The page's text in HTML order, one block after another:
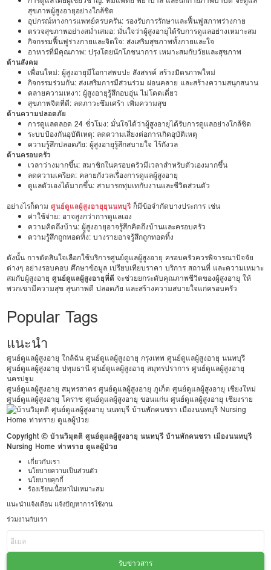
สุขภาพผู้สูงอายุอย่างใกล้ชิด
อุปกรณ์ทางการแพทย์ครบครัน: รองรับการรักษาและฟื้นฟูสภาพร่างกาย
ตรวจสุขภาพอย่างสม่ำเสมอ: มั่นใจว่าผู้สูงอายุได้รับการดูแลอย่างเหมาะสม
กิจกรรมฟื้นฟูร่างกายและจิตใจ: ส่งเสริมสุขภาพทั้งกายและใจ
อาหารที่มีคุณภาพ: ปรุงโดยนักโภชนาการ เหมาะสมกับวัยและสุขภาพ
ด้านสังคม
เพื่อนใหม่: ผู้สูงอายุมีโอกาสพบปะ สังสรรค์ สร้างมิตรภาพใหม่
กิจกรรมร่วมกัน: ส่งเสริมการมีส่วนร่วม ผ่อนคลาย และสร้างความสนุกสนาน
คลายความเหงา: ผู้สูงอายุรู้สึกอบอุ่น ไม่โดดเดี่ยว
สุขภาพจิตที่ดี: ลดภาวะซึมเศร้า เพิ่มความสุข
ด้านความปลอดภัย
การดูแลตลอด 24 ชั่วโมง: มั่นใจได้ว่าผู้สูงอายุได้รับการดูแลอย่างใกล้ชิด
ระบบป้องกันอุบัติเหตุ: ลดความเสี่ยงต่อการเกิดอุบัติเหตุ
ความรู้สึกปลอดภัย: ผู้สูงอายุรู้สึกสบายใจ ไร้กังวล
ด้านครอบครัว
เวลาว่างมากขึ้น: สมาชิกในครอบครัวมีเวลาสำหรับตัวเองมากขึ้น
ลดความเครียด: คลายกังวลเรื่องการดูแลผู้สูงอายุ
ดูแลตัวเองได้มากขึ้น: สามารถทุ่มเทกับงานและชีวิตส่วนตัว
อย่างไรก็ตามศูนย์ดูแลผู้สูงอายุยุนนทบุรี ก็มีข้อจำกัดบางประการ เช่น
ค่าใช้จ่าย: อาจสูงกว่าการดูแลเอง
ความคิดถึงบ้าน: ผู้สูงอายุอาจรู้สึกคิดถึงบ้านและครอบครัว
ความรู้สึกถูกทอดทิ้ง: บางรายอาจรู้สึกถูกทอดทิ้ง
ดังนั้น การตัดสินใจเลือกใช้บริการศูนย์ดูแลผู้สูงอายุ ครอบครัวควรพิจารณาปัจจัย
ต่างๆ อย่างรอบคอบ ศึกษาข้อมูล เปรียบเทียบราคา บริการ สถานที่ และความเหมาะ
สมกับผู้สูงอายุศูนย์ดูแลผู้สูงอายุที่ดี จะช่วยยกระดับคุณภาพชีวิตของผู้สูงอายุ ให้
พวกเขามีความสุข สุขภาพดี ปลอดภัย และสร้างความสบายใจแก่ครอบครัว
Popular Tags
แนะนำ
ศูนย์ดูแลผู้สูงอายุ ใกล้ฉัน ศูนย์ดูแลผู้สูงอายุ กรุงเทพ ศูนย์ดูแลผู้สูงอายุ นนทบุรี
ศูนย์ดูแลผู้สูงอายุ ปทุมธานี ศูนย์ดูแลผู้สูงอายุ สมุทรปราการ ศูนย์ดูแลผู้สูงอายุ
นครปฐม
ศูนย์ดูแลผู้สูงอายุ สมุทรสาคร ศูนย์ดูแลผู้สูงอายุ ภูเก็ต ศูนย์ดูแลผู้สูงอายุ เชียงใหม่
ศูนย์ดูแลผู้สูงอายุ โคราช ศูนย์ดูแลผู้สูงอายุ ขอนแก่น ศูนย์ดูแลผู้สูงอายุ เชียงราย
Copyright © บ้านวิมุตติ ศูนย์ดูแลผู้สูงอายุ นนทบุรี บ้านพักคนชรา เมืองนนทบุรี
Nursing Home ท่าทราย ดูแลผู้ป่วย
เกี่ยวกับเรา
นโยบายความเป็นส่วนตัว
นโยบายคุกกี้
ร้องเรียนเนื้อหาไม่เหมาะสม
แนะนำแจ้งเตือน แจ้งปัญหาการใช้งาน
ร่วมงานกับเรา
รับข่าวสาร